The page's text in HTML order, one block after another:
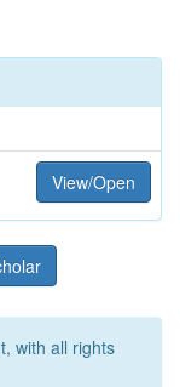
View/Open
with all rights